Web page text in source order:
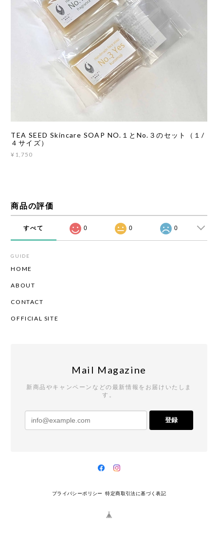
TEA SEED Skincare SOAP NO.１とNo.３のセット（１/
４サイズ）
¥1,750
商品の評価
すべて 0 0 0
GUIDE
HOME
ABOUT
CONTACT
OFFICIAL SITE
Mail Magazine
新商品やキャンペーンなどの最新情報をお届けいたしま
す。
登録
プライバシーポリシー 特定商取引法に基づく表記